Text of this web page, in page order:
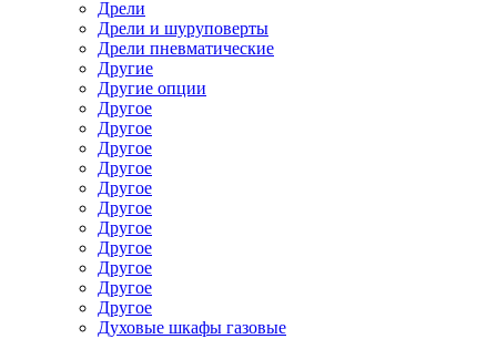
Дрели
Дрели и шуруповерты
Дрели пневматические
Другие
Другие опции
Другое
Другое
Другое
Другое
Другое
Другое
Другое
Другое
Другое
Другое
Другое
Духовые шкафы газовые